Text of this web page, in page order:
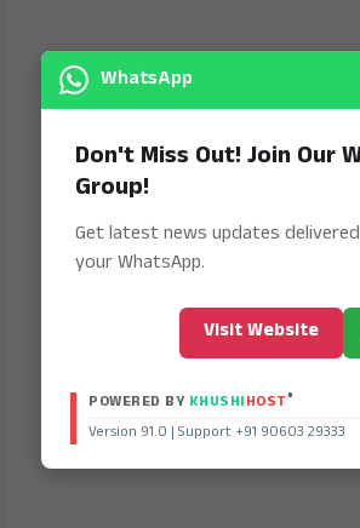
WhatsApp
Don't Miss Out! Join Our
Group!
Get latest news updates
your WhatsApp.
Visit Website
POWERED BY KHUSHIHOST®
Version 91.0 | Support +91 90603 29333